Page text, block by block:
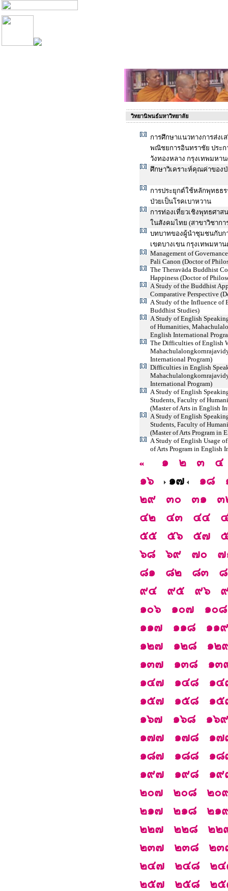
วิทยานิพนธ์มหาวิทยาลัย
การศึกษาแนวทางการส่ง
พณิชยการอินทราชัย ประ
วังทองหลาง กรุงเทพมหา
ศึกษาวิเคราะห์คุณค่าของ
การประยุกต์ใช้หลักพุทธธ
ป่วยเป็นโรคเบาหวาน
การท่องเที่ยวเชิงพุทธศาส
ในสังคมไทย (สาขาวิชาก
บทบาทของผู้นำชุมชนกับ
เขตบางเขน กรุงเทพมหา
Management of
Pali Canon (Doctor of
The Theravāda Buddhist
Happiness (Doctor of
A Study of the Buddhist
Comparative Perspective
A Study of the Influence of
Buddhist Studies)
A Study of English
of Humanities,
English International
The Difficulties of English
International Program)
Difficulties in English
International Program)
A Study of English
Students, Faculty of
(Master of Arts in English
A Study of English
Students, Faculty of
(Master of Arts Program in
A Study of English Usage
of Arts Program in English
๑ ๒ ๓
๔
๑๖
๑๗ ๑๘
๒๙
๓๐ ๓๑
๓
๔๒
๔๓ ๔๔
๕๕
๕๖ ๕๗
๖๘
๖๙ ๗๐
๗
๘๑
๘๒ ๘๓
๙๔
๙๕ ๙๖
๑๐๖
๑๐๗
๑๐๘
๑๑๗
๑๑๘
๑๑๙
๑๒๗
๑๒๘
๑๒
๑๓๗
๑๓๘
๑๓
๑๔๗
๑๔๘
๑๔
๑๕๗
๑๕๘
๑๕
๑๖๗
๑๖๘
๑๖๙
๑๗๗
๑๗๘
๑๗
๑๘๗
๑๘๘
๑๘
๑๙๗
๑๙๘
๑๙
๒๐๗
๒๐๘
๒๐
๒๑๗
๒๑๘
๒๑
๒๒๗
๒๒๘
๒๒
๒๓๗
๒๓๘
๒๓
๒๔๗
๒๔๘
๒
๒๕๗
๒๕๘
๒